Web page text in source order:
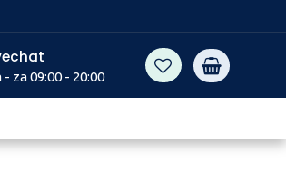
- za 09:00 - 20:00